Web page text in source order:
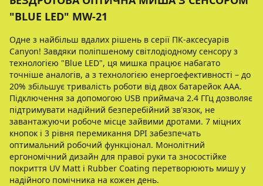
"BLUE LED" MW-21
Одне з найбільш вдалих рішень в серії ПК-аксесуарів
Canyon! Завдяки поліпшеному світлодіодному сенсору з
технологією "Blue LED", ця мишка працює набагато
точніше аналогів, а з технологією енергоефективності – до
20% збільшує тривалість роботи від двох батарейок ААА.
Підключення за допомогою USB приймача 2.4 ГГц дозволяє
підтримувати надійний безперебійний зв'язок, не
завантажуючи робоче місце зайвими дротами. 7 міцних
кнопок і 3 рівня перемикання DPI забезпечать
оптимальний робочий функціонал. Монолітний
ергономічний дизайн для правої руки та зносостійке
покриття UV Matt і Rubber Coating перетворюють мишу у
надійного помічника на кожен день.